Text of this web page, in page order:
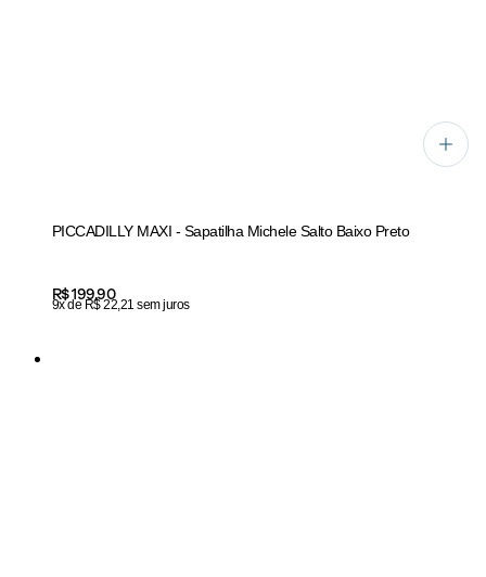
PICCADILLY MAXI - Sapatilha Michele Salto Baixo Preto
Price:
R$ 199,90
9x de R$ 22,21 sem juros